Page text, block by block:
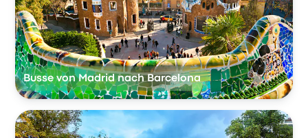
Busse von Madrid nach Barcelona